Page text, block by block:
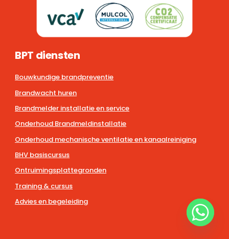
BPT diensten
Bouwkundige brandpreventie
Brandwacht huren
Brandmelder installatie en service
Onderhoud Brandmeldinstallatie
Onderhoud mechanische ventilatie en kanaalreiniging
BHV basiscursus
Ontruimingsplattegronden
Training & cursus
Advies en begeleiding